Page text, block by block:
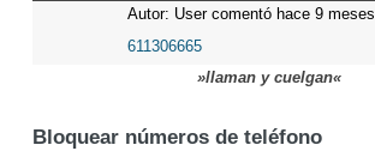
Autor: User comentó hace 9 meses
611306665
»llaman y cuelgan«
Bloquear números de teléfono